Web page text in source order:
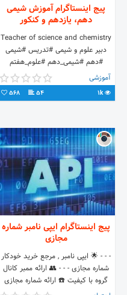
پیج اینستاگرام آموزش شیمی
دهم، یازدهم و کنکور
Teacher of science and chemistry
دبیر علوم و شیمی #تدریس #شیمی
#دهم #شیمی_دهم #علوم_هفتم
#علوم_هشتم #علوم_نهم #دهمی
#هفتمی #هشتمی #آموزشی
آموزشی
1k
54
568
پیج اینستاگرام ایپی نامبر شماره
مجازی
- - - 🌟 ایپی نامبر , مرجع خرید خودکار
شماره مجازی - - - 👥 ارائه ممبر کانال
گروه با کیفیت ☎️ ارائه شماره مجازی
ارزان - - - - - 📝 ربات ثبت سفارشات :